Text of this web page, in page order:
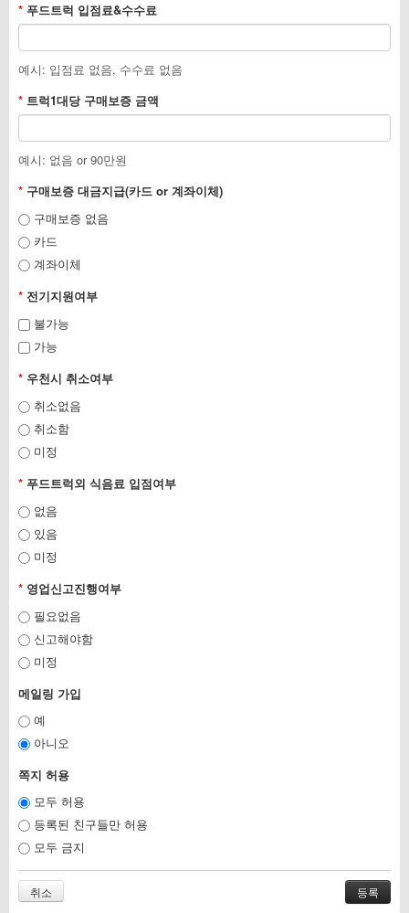
* 푸드트럭 입점료&수수료
예시: 입점료 없음, 수수료 없음
* 트럭1대당 구매보증 금액
예시: 없음 or 90만원
* 구매보증 대금지급(카드 or 계좌이체)
구매보증 없음
카드
계좌이체
* 전기지원여부
불가능
가능
* 우천시 취소여부
취소없음
취소함
미정
* 푸드트럭외 식음료 입점여부
없음
있음
미정
* 영업신고진행여부
필요없음
신고해야함
미정
메일링 가입
예
아니오
쪽지 허용
모두 허용
등록된 친구들만 허용
모두 금지
취소